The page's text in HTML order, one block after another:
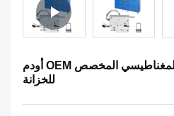
أودم OEM مصنع القفل الكهربائي المغناطيسي المخصص
للخزانة